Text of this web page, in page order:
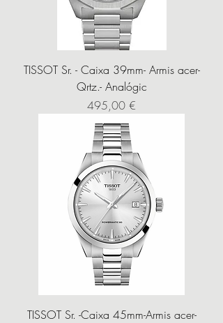
TISSOT Sr. - Caixa 39mm- Armis acer-
Qrtz.- Analógic
Precio
495,00 €
TISSOT Sr. -Caixa 45mm-Armis acer-